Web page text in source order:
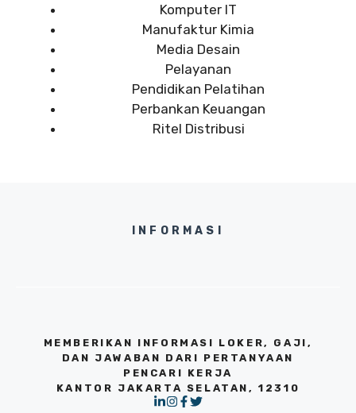
Komputer IT
Manufaktur Kimia
Media Desain
Pelayanan
Pendidikan Pelatihan
Perbankan Keuangan
Ritel Distribusi
INFORMASI
MEMBERIKAN INFORMASI LOKER, GAJI,
DAN JAWABAN DARI PERTANYAAN
PENCARI KERJA
KANTOR JAKARTA SELATAN, 12310